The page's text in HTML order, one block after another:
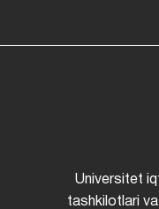
Universitet
tashkilotlari